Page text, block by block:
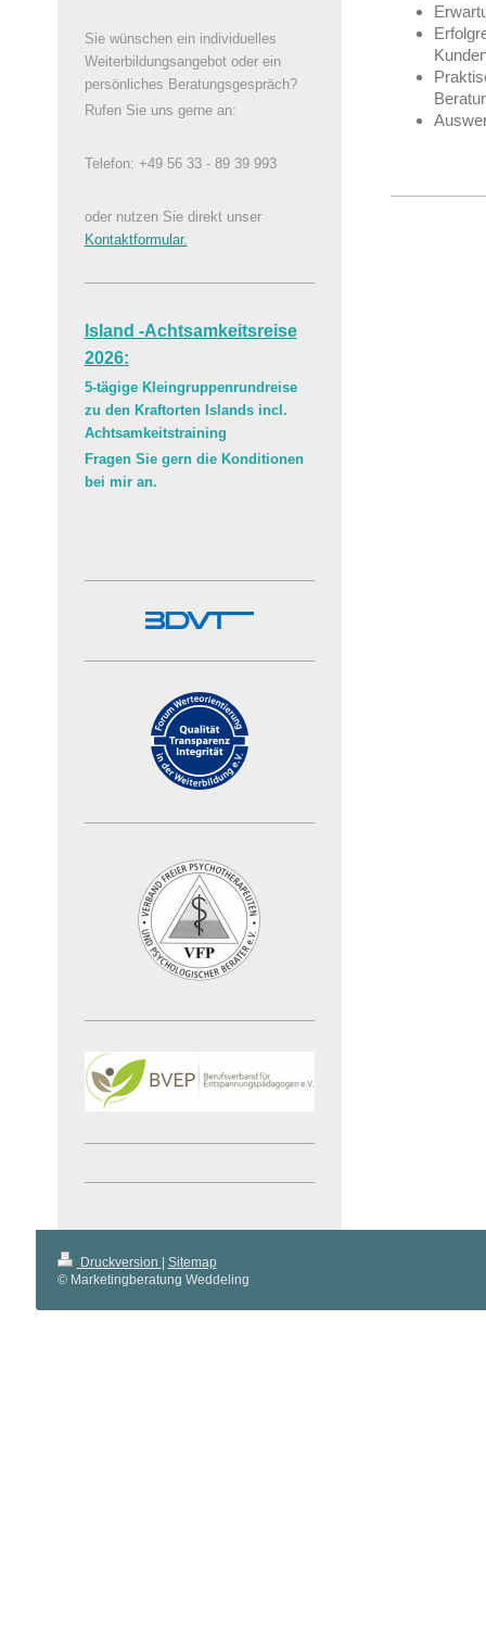
Sie wünschen ein individuelles
Weiterbildungsangebot oder ein
persönliches Beratungsgespräch?
Rufen Sie uns gerne an:
Telefon: +49 56 33 - 89 39 993
oder nutzen Sie direkt unser
Kontaktformular.
Island -Achtsamkeitsreise
2026:
5-tägige Kleingruppenrundreise
zu den Kraftorten Islands incl.
Achtsamkeitstraining
Fragen Sie gern die Konditionen
bei mir an.
Druckversion | Sitemap
© Marketingberatung Weddeling